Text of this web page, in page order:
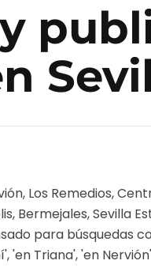
Los Remedios,
Bermejales, Sevilla
para búsquedas
'en Triana', 'en